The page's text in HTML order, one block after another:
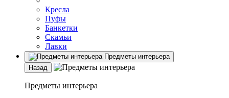
Кресла
Пуфы
Банкетки
Скамьи
Лавки
Предметы интерьера
Назад
Предметы интерьера